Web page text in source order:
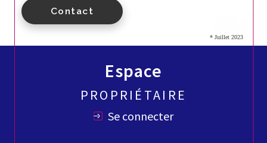
Contact
* Juillet 2023
Espace
PROPRIÉTAIRE
Se connecter